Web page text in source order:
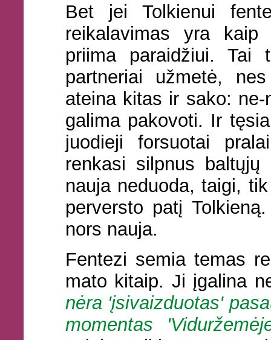
Bet jei Tolkienui
reikalavimas yra
priima paraidžiui. Tai
partneriai užmetė,
ateina kitas ir sako:
galima pakovoti. Ir
juodieji forsuotai
renkasi silpnus
nauja neduoda, taigi,
perversto patį
nors nauja.
Fentezi semia temas
mato kitaip. Ji įgalina
nėra 'įsivaizduotas'
momentas